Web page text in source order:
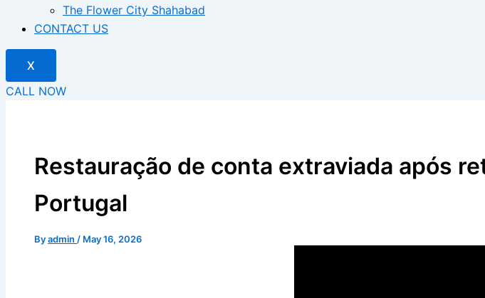
The Flower City Shahabad
CONTACT US
X
CALL NOW
Restauração de conta extraviada após
Portugal
Byadmin / May 16, 2026